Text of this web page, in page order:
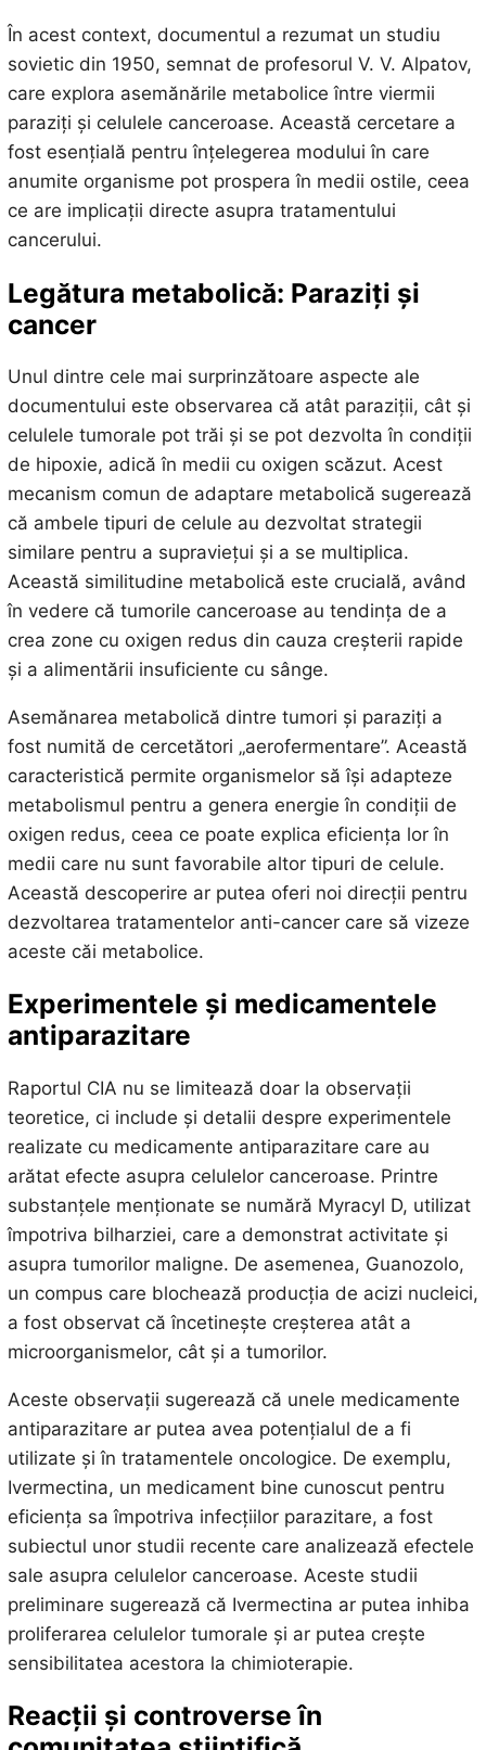
În acest context, documentul a rezumat un studiu
sovietic din 1950, semnat de profesorul V. V. Alpatov,
care explora asemănările metabolice între viermii
paraziți și celulele canceroase. Această cercetare a
fost esențială pentru înțelegerea modului în care
anumite organisme pot prospera în medii ostile, ceea
ce are implicații directe asupra tratamentului
cancerului.
Legătura metabolică: Paraziți și
cancer
Unul dintre cele mai surprinzătoare aspecte ale
documentului este observarea că atât paraziții, cât și
celulele tumorale pot trăi și se pot dezvolta în condiții
de hipoxie, adică în medii cu oxigen scăzut. Acest
mecanism comun de adaptare metabolică sugerează
că ambele tipuri de celule au dezvoltat strategii
similare pentru a supraviețui și a se multiplica.
Această similitudine metabolică este crucială, având
în vedere că tumorile canceroase au tendința de a
crea zone cu oxigen redus din cauza creșterii rapide
și a alimentării insuficiente cu sânge.
Asemănarea metabolică dintre tumori și paraziți a
fost numită de cercetători „aerofermentare”. Această
caracteristică permite organismelor să își adapteze
metabolismul pentru a genera energie în condiții de
oxigen redus, ceea ce poate explica eficiența lor în
medii care nu sunt favorabile altor tipuri de celule.
Această descoperire ar putea oferi noi direcții pentru
dezvoltarea tratamentelor anti-cancer care să vizeze
aceste căi metabolice.
Experimentele și medicamentele
antiparazitare
Raportul CIA nu se limitează doar la observații
teoretice, ci include și detalii despre experimentele
realizate cu medicamente antiparazitare care au
arătat efecte asupra celulelor canceroase. Printre
substanțele menționate se numără Myracyl D, utilizat
împotriva bilharziei, care a demonstrat activitate și
asupra tumorilor maligne. De asemenea, Guanozolo,
un compus care blochează producția de acizi nucleici,
a fost observat că încetinește creșterea atât a
microorganismelor, cât și a tumorilor.
Aceste observații sugerează că unele medicamente
antiparazitare ar putea avea potențialul de a fi
utilizate și în tratamentele oncologice. De exemplu,
Ivermectina, un medicament bine cunoscut pentru
eficiența sa împotriva infecțiilor parazitare, a fost
subiectul unor studii recente care analizează efectele
sale asupra celulelor canceroase. Aceste studii
preliminare sugerează că Ivermectina ar putea inhiba
proliferarea celulelor tumorale și ar putea crește
sensibilitatea acestora la chimioterapie.
Reacții și controverse în